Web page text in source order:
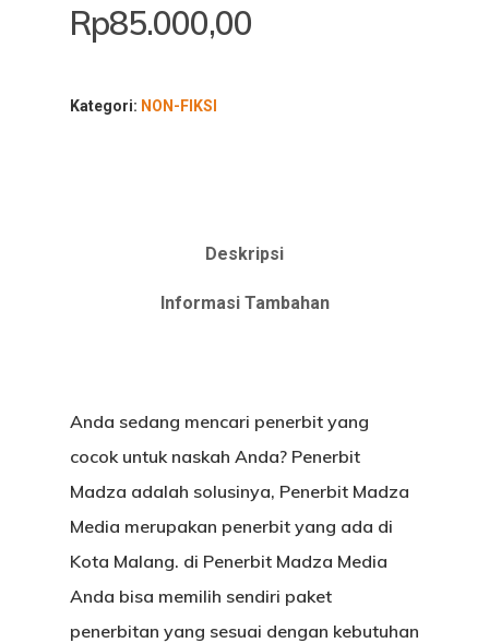
Rp85.000,00
Kategori: NON-FIKSI
Deskripsi
Informasi Tambahan
Anda sedang mencari penerbit yang
cocok untuk naskah Anda? Penerbit
Madza adalah solusinya, Penerbit Madza
Media merupakan penerbit yang ada di
Kota Malang. di Penerbit Madza Media
Anda bisa memilih sendiri paket
penerbitan yang sesuai dengan kebutuhan